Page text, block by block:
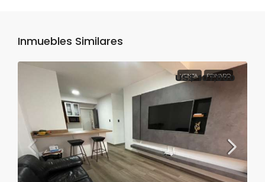
Inmuebles Similares
VENTA PRIVADO
US$ 107,000